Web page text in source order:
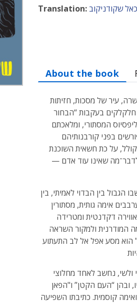
שיתוף
Translation: שקודניקוב
About the book
עיר של מסכות, חזיתות
חלקלקים בעקבות “הבחור
המסתורי, ומלאכתם
בפני קורבנותיהם
על כת חשאית השוכנת
שאינו עוד אדם —
הגבול בין הבדוי לאמיתי, בין
אימה גותית, מסתורין
דקדנטית ומטרידה
המודרנית ולמקור השראה
מסע אפל אל לב התעתוע
ולשי, נחשב לאחד מחלוצי
ובהן “העם הקטן” ו"הפאן
קוסמית. כתיבתו השפיעה